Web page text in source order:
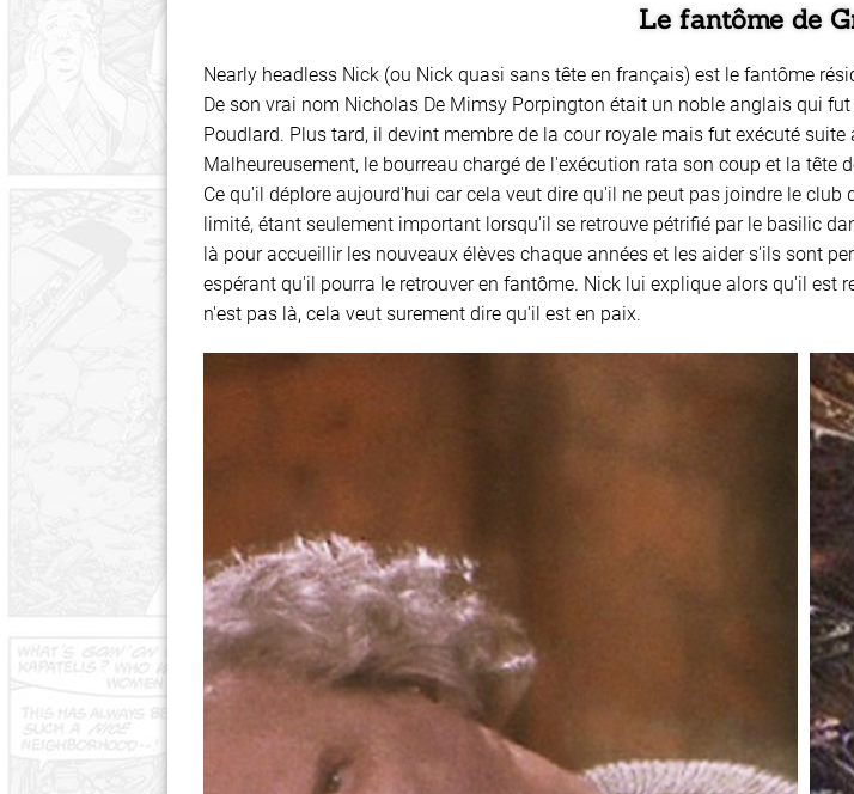
Le fantôme de
Nearly headless Nick (ou Nick quasi sans tête en français) est le fantôme
De son vrai nom Nicholas De Mimsy Porpington était un noble anglais qui
Poudlard. Plus tard, il devint membre de la cour royale mais fut exécuté
Malheureusement, le bourreau chargé de l'exécution rata son coup et la
Ce qu'il déplore aujourd'hui car cela veut dire qu'il ne peut pas joindre le
limité, étant seulement important lorsqu'il se retrouve pétrifié par le basilic
là pour accueillir les nouveaux élèves chaque années et les aider s'ils sont
espérant qu'il pourra le retrouver en fantôme. Nick lui explique alors qu'il est
n'est pas là, cela veut surement dire qu'il est en paix.